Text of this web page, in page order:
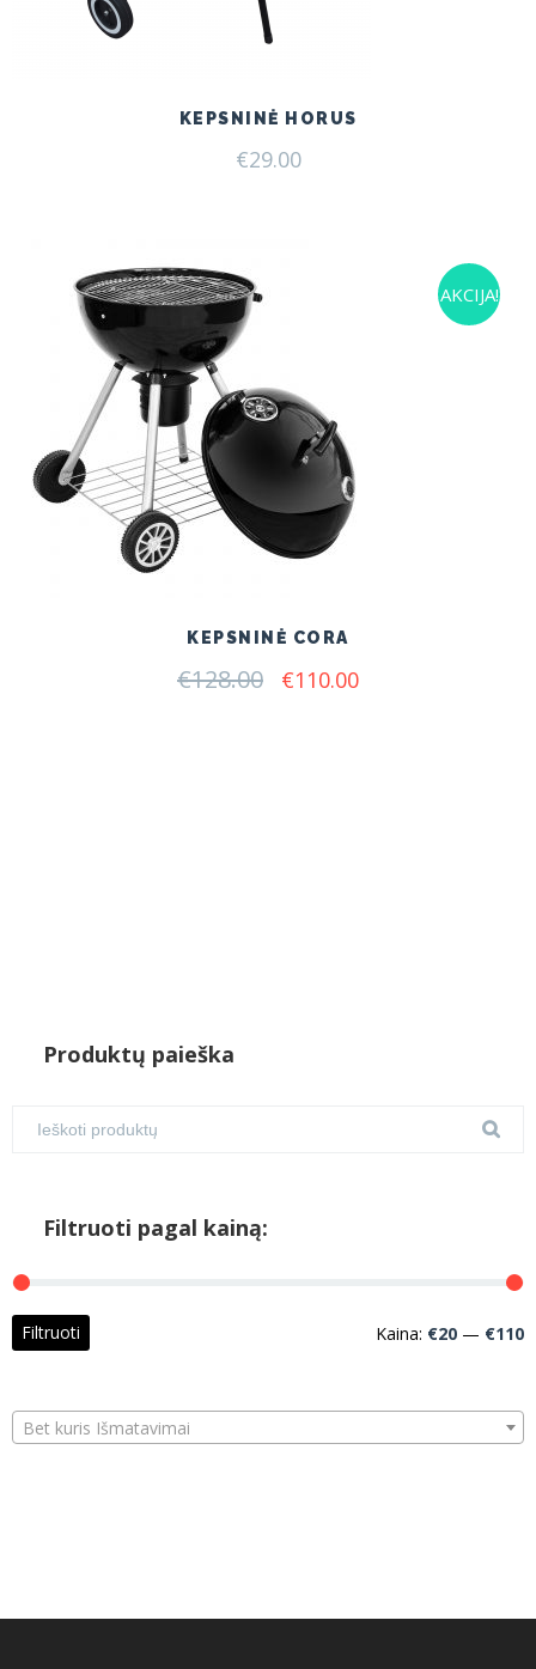
KEPSNINĖ HORUS
€29.00
AKCIJA!
KEPSNINĖ CORA
€128.00 Original
€110.00Current
Produktų paieška
Filtruoti pagal kainą:
Filtruoti Kaina: €20 — €110
Bet kuris Išmatavimai